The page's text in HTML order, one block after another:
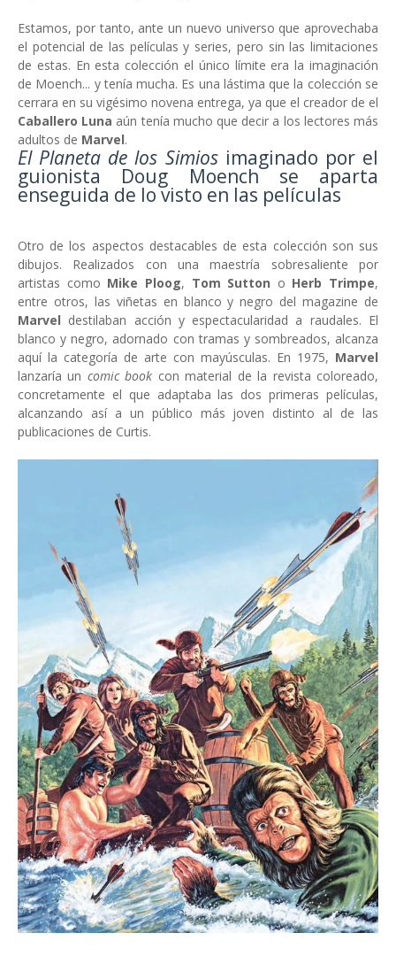
Estamos, por tanto, ante un nuevo universo que aprovechaba
el potencial de las películas y series, pero sin las limitaciones
de estas. En esta colección el único límite era la imaginación
de Moench... y tenía mucha. Es una lástima que la colección se
cerrara en su vigésimo novena entrega, ya que el creador de el
Caballero Luna aún tenía mucho que decir a los lectores más
adultos de Marvel.
El Planeta de los Simiosimaginado por el
guionista Doug Moench se aparta
enseguida de lo visto en las películas
Otro de los aspectos destacables de esta colección son sus
dibujos. Realizados con una maestría sobresaliente por
artistas como Mike Ploog, Tom Sutton o Herb Trimpe,
entre otros, las viñetas en blanco y negro del magazine de
Marvel destilaban acción y espectacularidad a raudales. El
blanco y negro, adornado con tramas y sombreados, alcanza
aquí la categoría de arte con mayúsculas. En 1975, Marvel
lanzaría un comic book con material de la revista coloreado,
concretamente el que adaptaba las dos primeras películas,
alcanzando así a un público más joven distinto al de las
publicaciones de Curtis.